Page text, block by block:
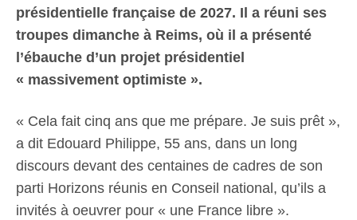
présidentielle française de 2027. Il a réuni ses
troupes dimanche à Reims, où il a présenté
l’ébauche d’un projet présidentiel
« massivement optimiste ».
« Cela fait cinq ans que me prépare. Je suis prêt »,
a dit Edouard Philippe, 55 ans, dans un long
discours devant des centaines de cadres de son
parti Horizons réunis en Conseil national, qu’ils a
invités à oeuvrer pour « une France libre ».